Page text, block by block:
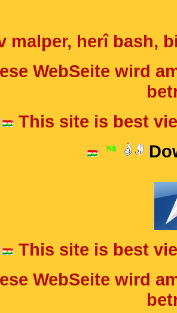
malper, herî bash,
WebSeite wird
This site is best
This site is best
WebSeite wird